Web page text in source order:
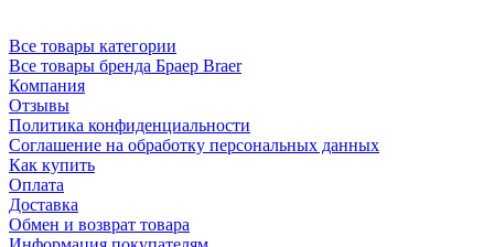
Все товары категории
Все товары бренда Браер Braer
Компания
Отзывы
Политика конфиденциальности
Соглашение на обработку персональных данных
Как купить
Оплата
Доставка
Обмен и возврат товара